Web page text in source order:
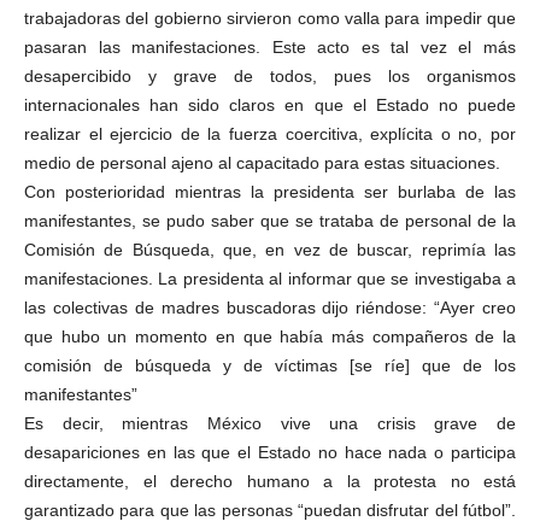
trabajadoras del gobierno sirvieron como valla para impedir que
pasaran las manifestaciones. Este acto es tal vez el más
desapercibido y grave de todos, pues los organismos
internacionales han sido claros en que el Estado no puede
realizar el ejercicio de la fuerza coercitiva, explícita o no, por
medio de personal ajeno al capacitado para estas situaciones.
Con posterioridad mientras la presidenta ser burlaba de las
manifestantes, se pudo saber que se trataba de personal de la
Comisión de Búsqueda, que, en vez de buscar, reprimía las
manifestaciones. La presidenta al informar que se investigaba a
las colectivas de madres buscadoras dijo riéndose: “Ayer creo
que hubo un momento en que había más compañeros de la
comisión de búsqueda y de víctimas [se ríe] que de los
manifestantes”
Es decir, mientras México vive una crisis grave de
desapariciones en las que el Estado no hace nada o participa
directamente, el derecho humano a la protesta no está
garantizado para que las personas “puedan disfrutar del fútbol”.